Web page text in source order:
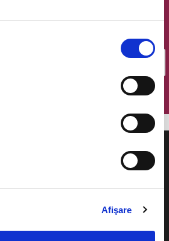
Afişare
evenimente.